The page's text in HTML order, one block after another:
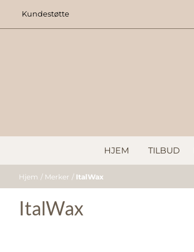
Hopp til innhold
Kundestøtte
HJEM TILBUD
Hjem / Merker / ItalWax
ItalWax